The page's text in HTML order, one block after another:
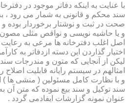
با عنایت به اینکه دفاتر موجود در
سند محکم و قانونی به شمار می رود ،
صحت در ثبت و نوشتار برخوردار بوده
و یا حاشیه نویسی و نواقص مثلی مصون
اصل اغلب دفترخانه ها مرعی به رعایت
اختیار گذاردن این دسته ازدفاتر به
لیکن از آنجایی که متون و مندرجات سند
امثالهم در سیستم رایانه قابلیت اصلاح
و با نظارت کامل مسئولین ( منشی ها )
سند توکیل و سند بیع نموده که متن
عنوان نمونه گزارشات ایفادمی گردد .